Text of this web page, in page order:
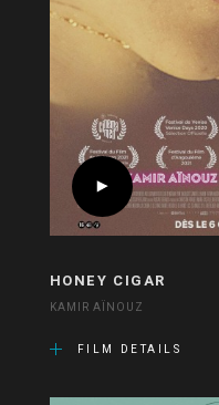
HONEY CIGAR
KAMIR AÏNOUZ
FILM DETAILS